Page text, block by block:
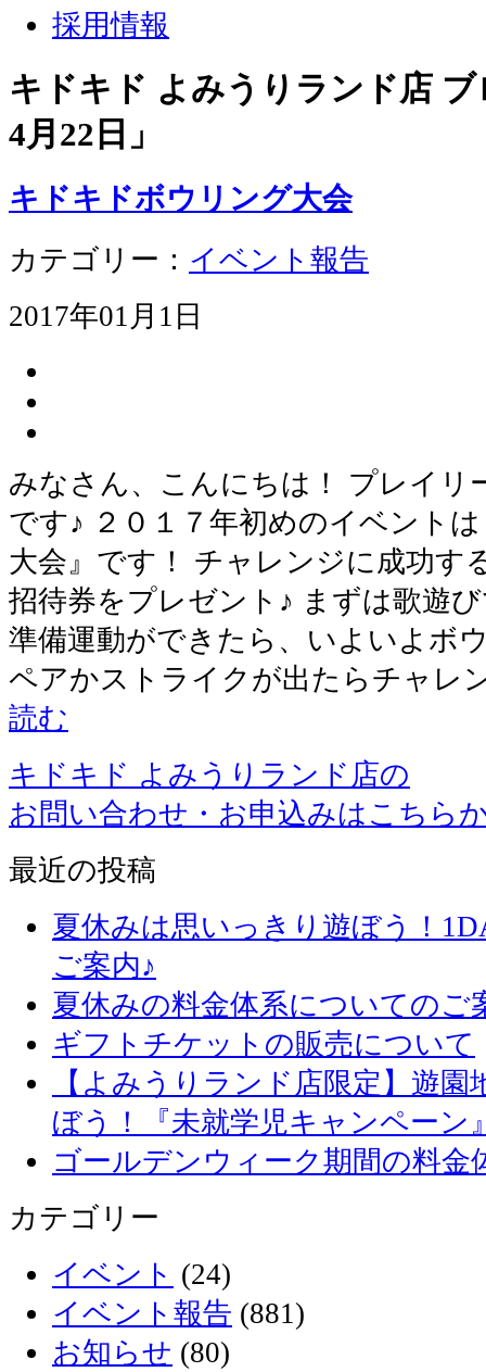
採用情報
キドキド よみうりランド店
4月22日 」
キドキドボウリング大会
カテゴリー： イベント報告
2017年01月1日
みなさん、こんにちは！ プレイリ
です♪ ２０１７年初めのイベント
大会』です！ チャレンジに成功す
招待券をプレゼント♪ まずは歌遊
準備運動ができたら、いよいよボ
ペアかストライクが出たらチャレ
読む
キドキド よみうりランド店の
お問い合わせ・お申込みはこちら
最近の投稿
夏休みは思いっきり遊ぼう！
ご案内♪
夏休みの料金体系についてのご
ギフトチケットの販売について
【よみうりランド店限定】遊
ぼう！『未就学児キャンペーン
ゴールデンウィーク期間の料金
カテゴリー
イベント (24)
イベント報告 (881)
お知らせ (80)